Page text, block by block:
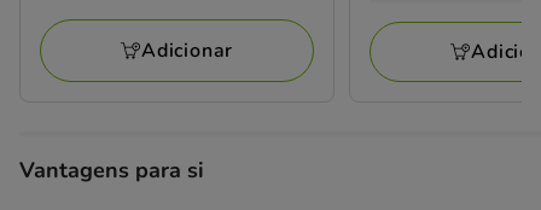
avaliações
a
79.98€
Adicionar
avaliações
27.32€
Vantagens para si